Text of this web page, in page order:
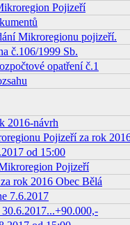
Pojizeří
Mikroregionu pojizeří.
č.106/1999 Sb.
opatření č.1
2016-návrh
Pojizeří za rok
od 15:00
Pojizeří
rok 2016 Obec Bělá
7.6.2017